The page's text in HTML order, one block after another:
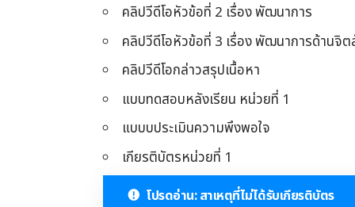
คลิปวีดีโอหัวข้อที่ 2 เรื่อง พัฒนาการ
คลิปวีดีโอหัวข้อที่ 3 เรื่อง พัฒนาการด้านจิ
คลิปวีดีโอกล่าวสรุปเนื้อหา
แบบทดสอบหลังเรียน หน่วยที่ 1
แบบบประเมินความพึงพอใจ
เกียรติบัตรหน่วยที่ 1
โปรดอ่าน: สาเหตุที่ไม่ได้รับเกียรติบัตร